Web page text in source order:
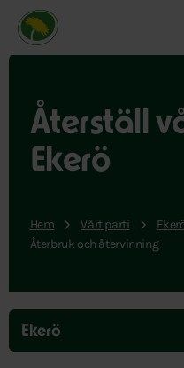
Miljöpartiet de gröna,
Återställ
Ekerö
Hem Vårt parti
Återbruk och återvinning
Hoppa
över
menyn
Ekerö